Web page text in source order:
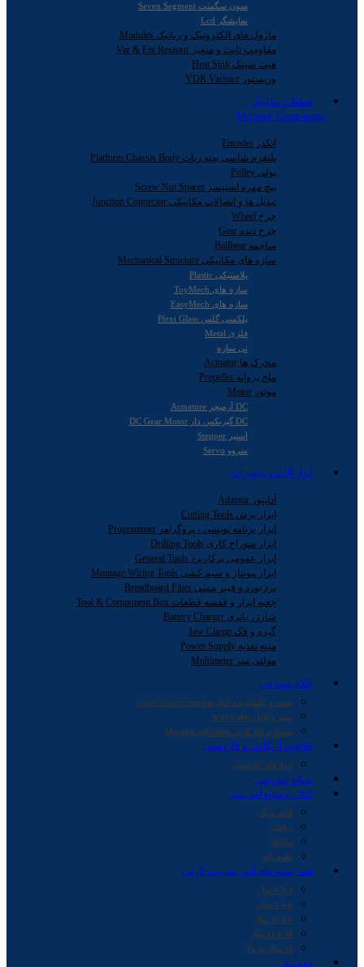
سون سگمنت Seven Segment
نمایشگر Lcd
ماژول های الکترونیک و رباتیک Modules
مقاومت ثابت و متغیر Var & Fix Resistor
هیت سینک Heat Sink
وریستور VDR Varistor
قطعات مکانیک
Mechanic Components
انکدر Encoder
پلتفرم شاسی بدنه ربات Platform Chassis Body
پولی Pulley
پیچ مهره اسپیسر Screw Nut Spacer
تبدیل ها و اتصالات مکانیکی Junction Connector
چرخ Wheel
چرخ دنده Gear
ساچمه Ballbear
سازه های مکانیکی Mechanical Structure
پلاستیکی Plastic
سازه های ToyMech
سازه های EasyMech
پلکسی گلس Plexi Glass
فلزی Metal
نی سازه
محرک ها Actuator
ملخ پروانه Propeller
موتور Motor
DC آرمیچر Armature
DC گیربکس دار DC Gear Motor
استپر Stepper
سروو Servo
ابزار آلات و تجهیزات
آداپتور Adaptor
ابزار برش Cutting Tools
ابزار برنامه نویسی ، پروگرامر Programmer
ابزار سوراخ کاری Drilling Tools
ابزار عمومی پرکاربرد General Tools
ابزار مونتاژ و سیم کشی Montage Wiring Tools
برد بورد و فیبر مسی Breadboard Fiber
جعبه ابزار و قفسه قطعات Tool & Component Box
شارژر باتری Battery Charger
گیره و فک Jaw Clamp
منبع تغذیه Power Supply
مولتی متر Multimeter
اقلام مصرفی
بست و نگهدارنده کابل Cable Holder Bracket
سیم و کابل Wire Cable
مونتاژ و قلع کاری Montage Soldering
خلاقیت اریگامی و کاردستی
ابزارهای کاردستی
صنایع آموزشی
کتاب و منابع آموزشی
الکترونیک
رباتیک
مکانیک
علوم پایه
همه بسته های آموزشی-سرگرمی
4 تا 6 سال
6 تا 8 سال
8 تا 10 سال
10 تا 12 سال
12 سال به بالا
معماری